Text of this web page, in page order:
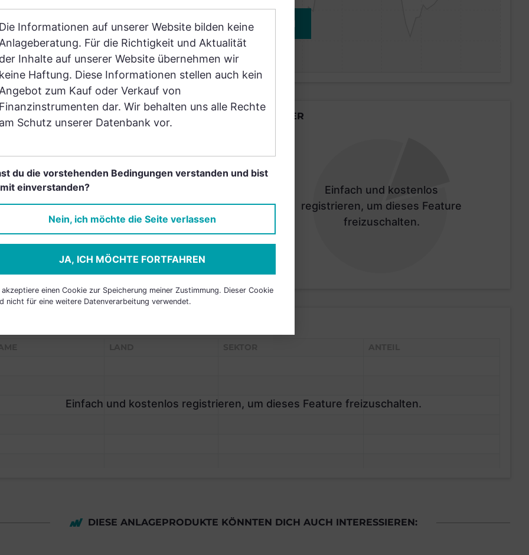
JETZT ANMELDEN
Einfach und kostenlos
registrieren, um dieses Feature
freizuschalten.
LÄNDER
Einfach und kostenlos
registrieren, um dieses Feature
freizuschalten.
Einfach und kostenlos registrieren, um dieses Feature freizuschalten.
DIESE ANLAGEPRODUKTE KÖNNTEN DICH AUCH INTERESSIEREN:
Die Informationen auf unserer Website bilden keine
Anlageberatung. Für die Richtigkeit und Aktualität
der Inhalte auf unserer Website übernehmen wir
keine Haftung. Diese Informationen stellen auch kein
Angebot zum Kauf oder Verkauf von
Finanzinstrumenten dar. Wir behalten uns alle Rechte
am Schutz unserer Datenbank vor.
du die vorstehenden Bedingungen verstanden und bist
einverstanden?
Nein, ich möchte die Seite verlassen
JA, ICH MÖCHTE FORTFAHREN
akzeptiere einen Cookie zur Speicherung meiner Zustimmung. Dieser Cookie
nicht für eine weitere Datenverarbeitung verwendet.